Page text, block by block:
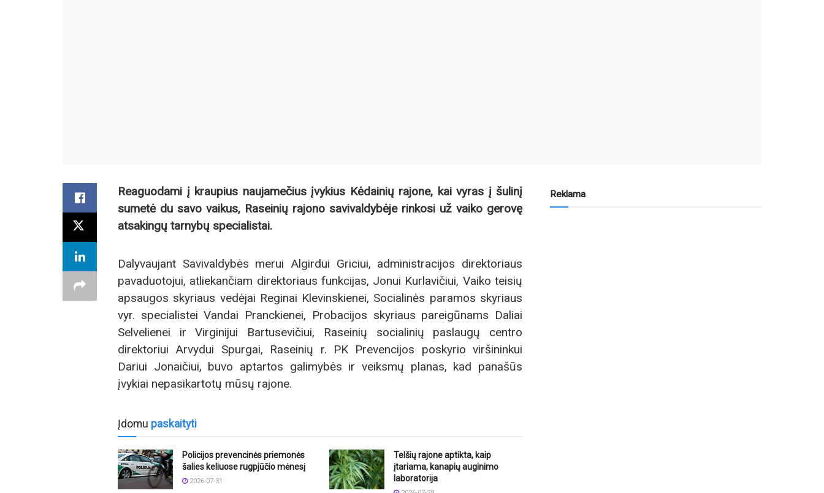
Reaguodami į kraupius naujamečius įvykius Kėdainių rajone, kai vyras į šulinį
sumetė du savo vaikus, Raseinių rajono savivaldybėje rinkosi už vaiko gerovę
atsakingų tarnybų specialistai.
Dalyvaujant Savivaldybės merui Algirdui Griciui, administracijos direktoriaus
pavaduotojui, atliekančiam direktoriaus funkcijas, Jonui Kurlavičiui, Vaiko teisių
apsaugos skyriaus vedėjai Reginai Klevinskienei, Socialinės paramos skyriaus
vyr. specialistei Vandai Pranckienei, Probacijos skyriaus pareigūnams Daliai
Selvelienei ir Virginijui Bartusevičiui, Raseinių socialinių paslaugų centro
direktoriui Arvydui Spurgai, Raseinių r. PK Prevencijos poskyrio viršininkui
Dariui Jonaičiui, buvo aptartos galimybės ir veiksmų planas, kad panašūs
įvykiai nepasikartotų mūsų rajone.
Įdomu paskaityti
Policijos prevencinės priemonės
šalies keliuose rugpjūčio mėnesį
2026-07-31
Telšių rajone aptikta, kaip
įtariama, kanapių auginimo
laboratorija
Reklama